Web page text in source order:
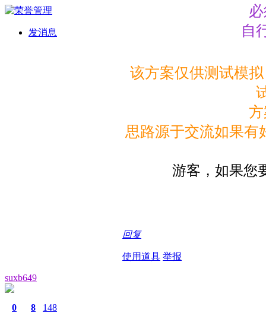
发消息
自
该方案仅供测试模
思路源于交流如果有
游客，如果您
回复
使用道具 举报
suxb649
0 8 148